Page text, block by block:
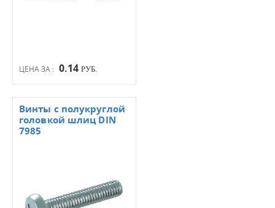
ЦЕНА ЗА : 0.14 РУБ.
Винты с полукруглой
головкой шлиц DIN
7985